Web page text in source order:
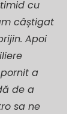
cu
câștigat
Apoi
a
de a
sa ne